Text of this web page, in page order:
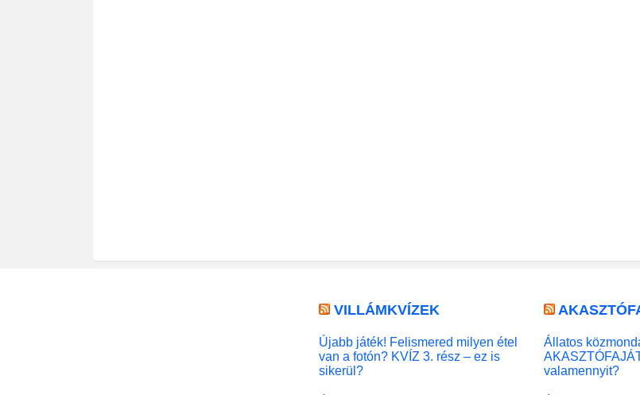
VILLÁMKVÍZEK
Újabb játék! Felismered milyen étel
van a fotón? KVÍZ 3. rész – ez is
sikerül?
Állatos
valamennyit?